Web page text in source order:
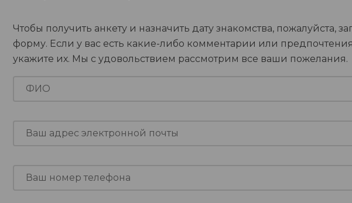
Чтобы получить анкету и назначить дату знакомства, пожалуйста,
форму. Если у вас есть какие-либо комментарии или
укажите их. Мы с удовольствием рассмотрим все ваши пожелания.